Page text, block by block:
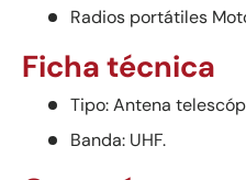
Radios portátiles
Ficha técnica
Tipo: Antena
Banda: UHF.